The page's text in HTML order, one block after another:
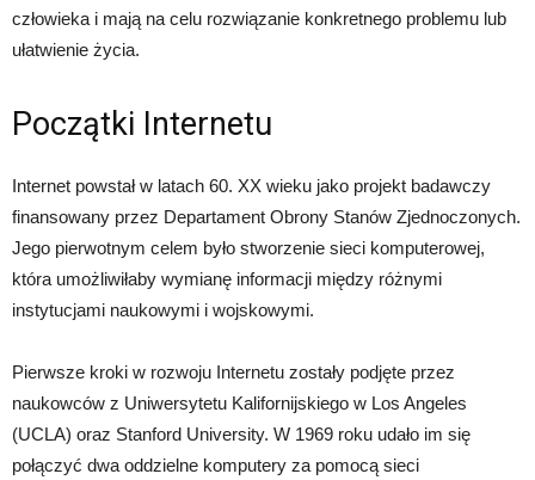
człowieka i mają na celu rozwiązanie konkretnego problemu lub
ułatwienie życia.
Początki Internetu
Internet powstał w latach 60. XX wieku jako projekt badawczy
finansowany przez Departament Obrony Stanów Zjednoczonych.
Jego pierwotnym celem było stworzenie sieci komputerowej,
która umożliwiłaby wymianę informacji między różnymi
instytucjami naukowymi i wojskowymi.
Pierwsze kroki w rozwoju Internetu zostały podjęte przez
naukowców z Uniwersytetu Kalifornijskiego w Los Angeles
(UCLA) oraz Stanford University. W 1969 roku udało im się
połączyć dwa oddzielne komputery za pomocą sieci